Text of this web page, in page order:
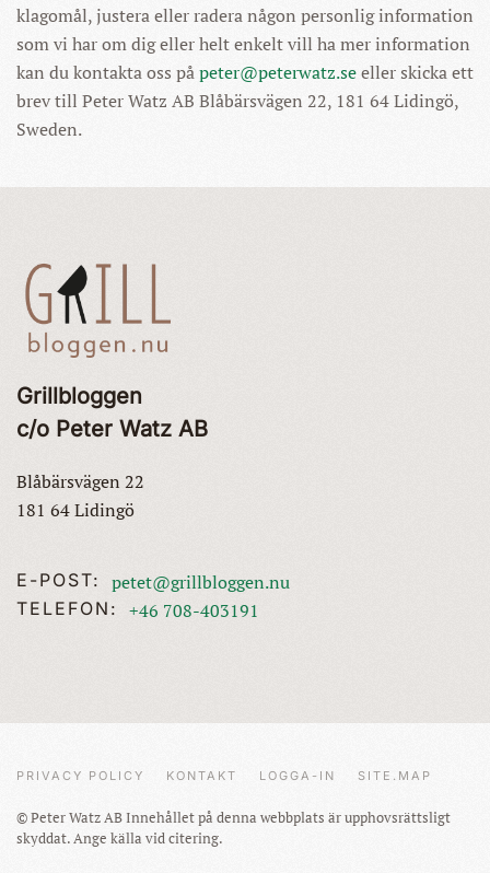
klagomål, justera eller radera någon personlig information
som vi har om dig eller helt enkelt vill ha mer information
kan du kontakta oss påpeter@peterwatz.seeller skicka ett
brev till Peter Watz AB Blåbärsvägen 22, 181 64 Lidingö,
Sweden.
Grillbloggen
c/o Peter Watz AB
Blåbärsvägen 22
181 64 Lidingö
E-POST: petet@grillbloggen.nu
TELEFON: +46 708-403191
© Peter Watz AB Innehållet på denna webbplats är upphovsrättsligt
skyddat. Ange källa vid citering.
PRIVACY POLICY KONTAKT LOGGA-IN SITE.MAP